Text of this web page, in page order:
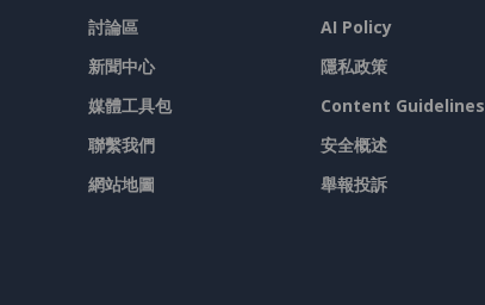
討論區
新聞中心
媒體工具包
聯繫我們
網站地圖
AI Policy
隱私政策
Content Guidelines
安全概述
舉報投訴